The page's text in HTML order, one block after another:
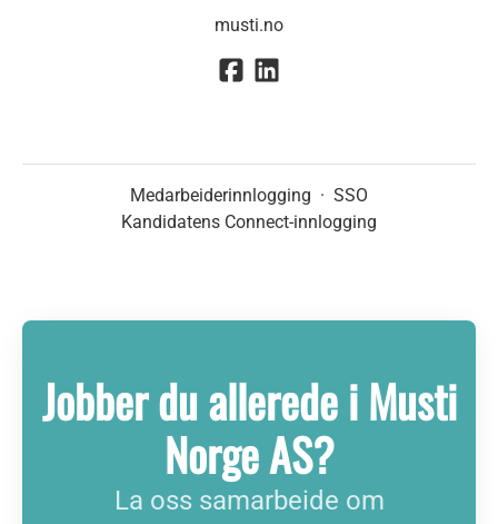
musti.no
Medarbeiderinnlogging · SSO
Kandidatens Connect-innlogging
Jobber du allerede i Musti
Norge AS?
La oss samarbeide om